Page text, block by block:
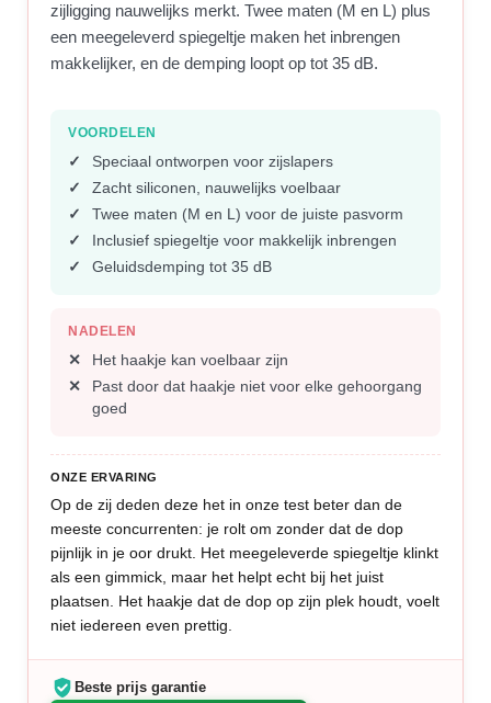
zijligging nauwelijks merkt. Twee maten (M en L) plus
een meegeleverd spiegeltje maken het inbrengen
makkelijker, en de demping loopt op tot 35 dB.
VOORDELEN
Speciaal ontworpen voor zijslapers
Zacht siliconen, nauwelijks voelbaar
Twee maten (M en L) voor de juiste pasvorm
Inclusief spiegeltje voor makkelijk inbrengen
Geluidsdemping tot 35 dB
NADELEN
Het haakje kan voelbaar zijn
Past door dat haakje niet voor elke gehoorgang
goed
ONZE ERVARING
Op de zij deden deze het in onze test beter dan de
meeste concurrenten: je rolt om zonder dat de dop
pijnlijk in je oor drukt. Het meegeleverde spiegeltje klinkt
als een gimmick, maar het helpt echt bij het juist
plaatsen. Het haakje dat de dop op zijn plek houdt, voelt
niet iedereen even prettig.
Beste prijs garantie